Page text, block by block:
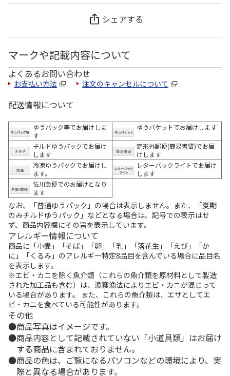
シェアする
マークや記載内容について
よくあるお問い合わせ
お支払い方法 注文のキャンセルについて
配送情報について
ゆうパック等でお届けしま
す
ゆうパケットでお届けします
チルドゆうパックでお届け
します
定形外郵便(簡易書留)でお届
けします
冷凍ゆうパックでお届けし
ます。
レターパックライトでお届け
します
佐川急便でのお届けとなり
ます
なお、「普通ゆうパック」の場合は表示しません。また、「夏期
のみチルドゆうパック」などとなる場合は、記号での表示はせ
ず、商品内容欄にその旨を表示しています。
アレルギー情報について
商品に「小麦」「そば」「卵」「乳」「落花生」「えび」「か
に」「くるみ」のアレルギー特定8品目を含んでいる場合に品目名
を表示します。
※エビ・カニを除く魚介類（これらの魚介類を原材料として製造
された加工品も含む）は、漁獲漁法によりエビ・カニが混じって
いる場合があります。 また、これらの魚介類は、エサとしてエ
ビ・カニを食べている可能性があります。
その他
商品写真はイメージです。
商品内容として記載されていない「小道具類」はお届け
する商品に含まれておりません。
商品の色は、ご覧になるパソコンなどの環境により、実
際と異なる場合があります。